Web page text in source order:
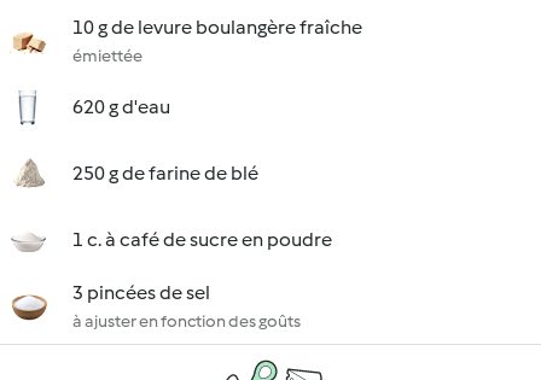
10 g de levure boulangère fraîche
émiettée
620 g d'eau
250 g de farine de blé
1 c. à café de sucre en poudre
3 pincées de sel
à ajuster en fonction des goûts